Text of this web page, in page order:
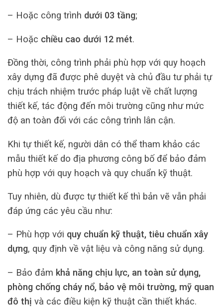
– Hoặc công trình dưới 03 tầng;
– Hoặc chiều cao dưới 12 mét.
Đồng thời, công trình phải phù hợp với quy hoạch
xây dựng đã được phê duyệt và chủ đầu tư phải tự
chịu trách nhiệm trước pháp luật về chất lượng
thiết kế, tác động đến môi trường cũng như mức
độ an toàn đối với các công trình lân cận.
Khi tự thiết kế, người dân có thể tham khảo các
mẫu thiết kế do địa phương công bố để bảo đảm
phù hợp với quy hoạch và quy chuẩn kỹ thuật.
Tuy nhiên, dù được tự thiết kế thì bản vẽ vẫn phải
đáp ứng các yêu cầu như:
– Phù hợp với quy chuẩn kỹ thuật, tiêu chuẩn xây
dựng, quy định về vật liệu và công năng sử dụng.
– Bảo đảm khả năng chịu lực, an toàn sử dụng,
phòng chống cháy nổ, bảo vệ môi trường, mỹ quan
đô thị và các điều kiện kỹ thuật cần thiết khác.